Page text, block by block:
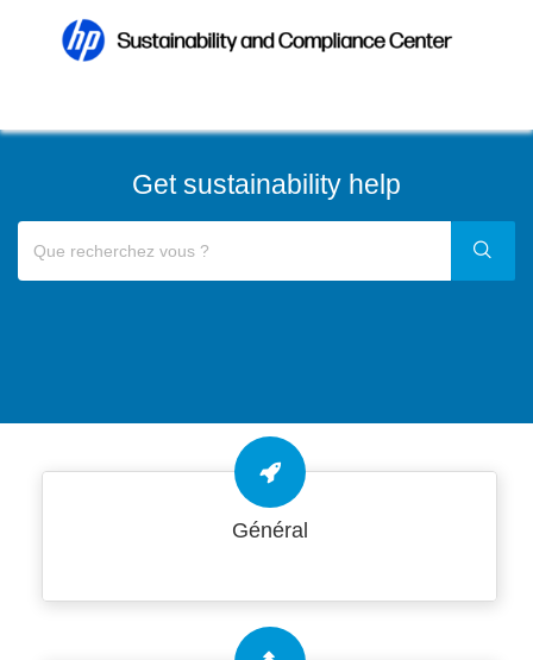
Get sustainability help
Général